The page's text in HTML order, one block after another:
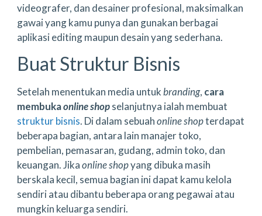
videografer, dan desainer profesional, maksimalkan
gawai yang kamu punya dan gunakan berbagai
aplikasi editing maupun desain yang sederhana.
Buat Struktur Bisnis
Setelah menentukan media untukbranding, cara
membukaonline shopselanjutnya ialah membuat
struktur bisnis. Di dalam sebuahonline shopterdapat
beberapa bagian, antara lain manajer toko,
pembelian, pemasaran, gudang, admin toko, dan
keuangan. Jikaonline shopyang dibuka masih
berskala kecil, semua bagian ini dapat kamu kelola
sendiri atau dibantu beberapa orang pegawai atau
mungkin keluarga sendiri.